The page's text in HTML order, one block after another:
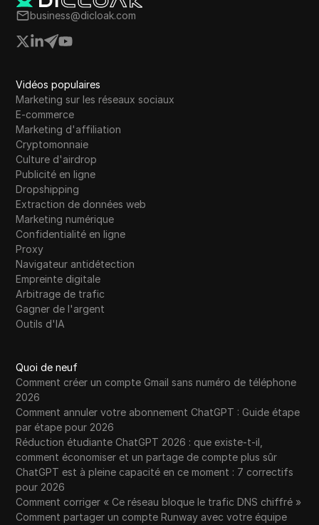
business@dicloak.com
Vidéos populaires
Marketing sur les réseaux sociaux
E-commerce
Marketing d'affiliation
Cryptomonnaie
Culture d'airdrop
Publicité en ligne
Dropshipping
Extraction de données web
Marketing numérique
Confidentialité en ligne
Proxy
Navigateur antidétection
Empreinte digitale
Arbitrage de trafic
Gagner de l'argent
Outils d'IA
Quoi de neuf
Comment créer un compte Gmail sans numéro de téléphone
2026
Comment annuler votre abonnement ChatGPT : Guide étape
par étape pour 2026
Réduction étudiante ChatGPT 2026 : que existe-t-il,
comment économiser et un partage de compte plus sûr
ChatGPT est à pleine capacité en ce moment : 7 correctifs
pour 2026
Comment corriger « Ce réseau bloque le trafic DNS chiffré »
Comment partager un compte Runway avec votre équipe